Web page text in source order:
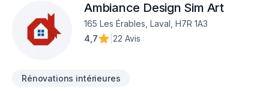
Ambiance Design Sim Art
165 Les Érables, Laval, H7R 1A3
4,7
22 Avis
Rénovations intérieures